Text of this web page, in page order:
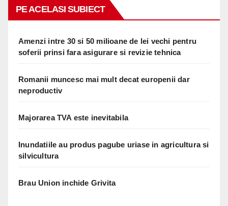
PE ACELASI SUBIECT
Amenzi intre 30 si 50 milioane de lei vechi pentru
soferii prinsi fara asigurare si revizie tehnica
Romanii muncesc mai mult decat europenii dar
neproductiv
Majorarea TVA este inevitabila
Inundatiile au produs pagube uriase in agricultura si
silvicultura
Brau Union inchide Grivita